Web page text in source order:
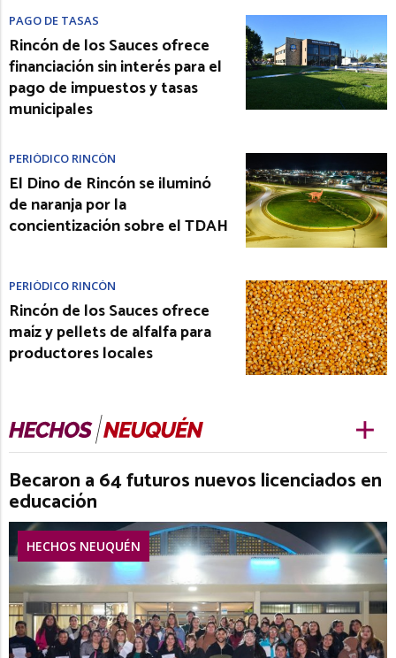
PAGO DE TASAS
Rincón de los Sauces ofrece
financiación sin interés para el
pago de impuestos y tasas
municipales
PERIÓDICO RINCÓN
El Dino de Rincón se iluminó
de naranja por la
concientización sobre el TDAH
PERIÓDICO RINCÓN
Rincón de los Sauces ofrece
maíz y pellets de alfalfa para
productores locales
Becaron a 64 futuros nuevos licenciados en
educación
HECHOS NEUQUÉN